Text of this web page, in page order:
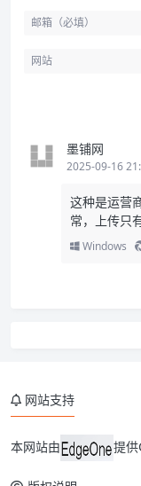
墨铺网
2025-09-16
这种是运营
常，上传只
Windows
网站支持
本网站由 提